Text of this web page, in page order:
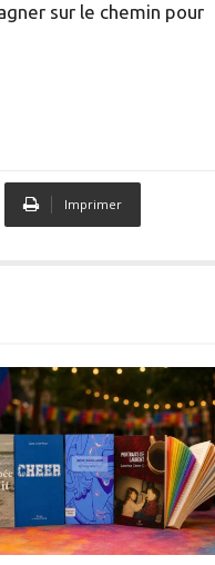
sur le chemin pour
Imprimer